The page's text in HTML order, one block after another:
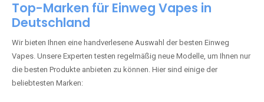
Top-Marken für Einweg Vapes in
Deutschland
Wir bieten Ihnen eine handverlesene Auswahl der besten Einweg
Vapes. Unsere Experten testen regelmäßig neue Modelle, um Ihnen nur
die besten Produkte anbieten zu können. Hier sind einige der
beliebtesten Marken: